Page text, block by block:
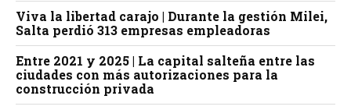
Viva la libertad carajo | Durante la gestión Milei,
Salta perdió 313 empresas empleadoras
Entre 2021 y 2025 | La capital salteña entre las
ciudades con más autorizaciones para la
construcción privada